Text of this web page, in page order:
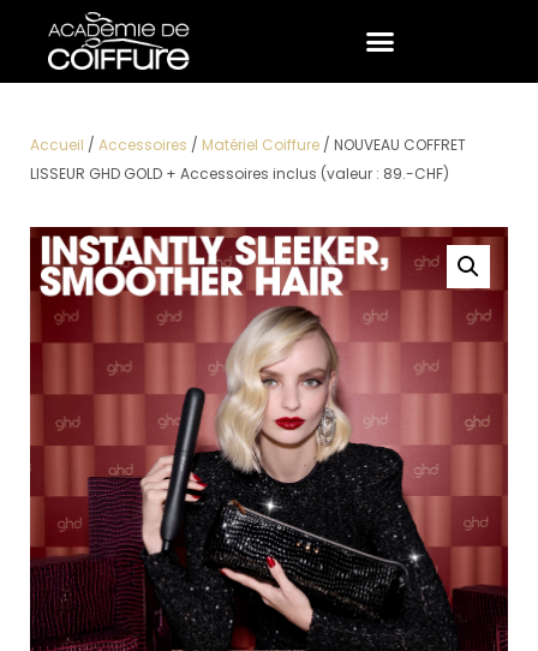
Accueil / Accessoires / Matériel Coiffure / NOUVEAU COFFRET
LISSEUR GHD GOLD + Accessoires inclus (valeur : 89.-CHF)